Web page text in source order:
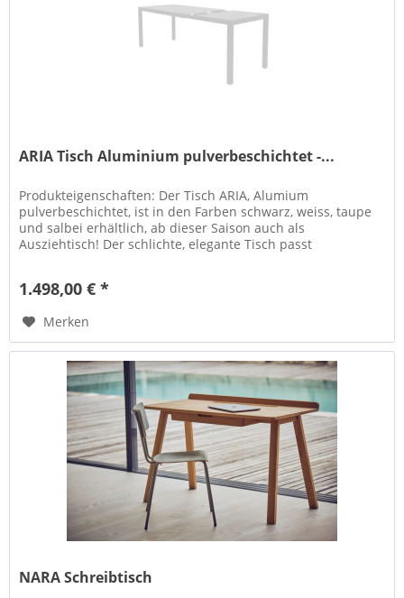
ARIA Tisch Aluminium pulverbeschichtet -...
Produkteigenschaften: Der Tisch ARIA, Alumium
pulverbeschichtet, ist in den Farben schwarz, weiss, taupe
und salbei erhältlich, ab dieser Saison auch als
Ausziehtisch! Der schlichte, elegante Tisch passt
1.498,00 € *
Merken
NARA Schreibtisch